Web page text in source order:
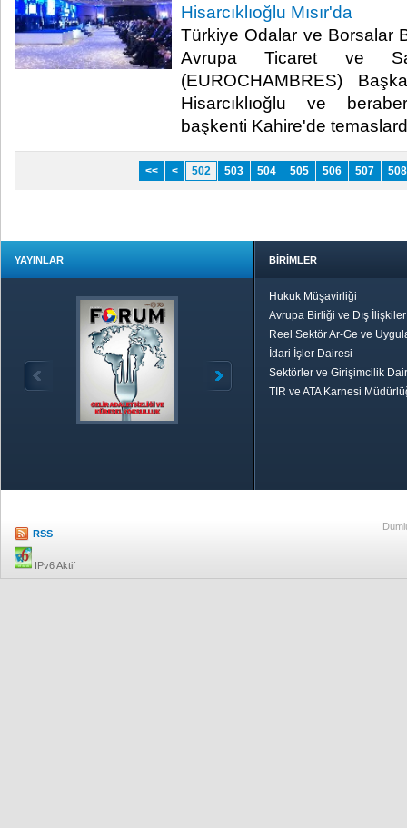
Hisarcıklıoğlu Mısır'da
Türkiye Odalar ve Borsalar
Avrupa Ticaret ve
(EUROCHAMBRES)
Hisarcıklıoğlu ve
başkenti Kahire'de
<< < 502 503 504 505 506 507 508
YAYINLAR BİRİMLER
Hukuk Müşavirliği
Avrupa Birliği ve Dış
Reel Sektör Ar-Ge ve
İdari İşler Dairesi
Sektörler ve Girişimcilik
TIR ve ATA Karnesi
RSS
IPv6 Aktif